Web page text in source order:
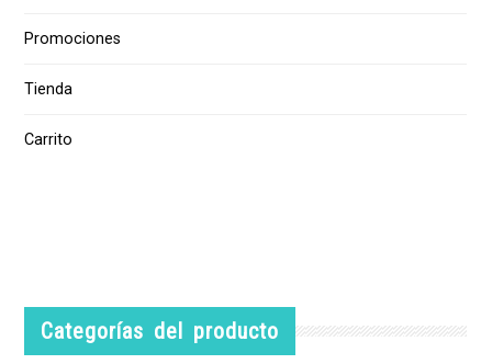
Promociones
Tienda
Carrito
Categorías del producto